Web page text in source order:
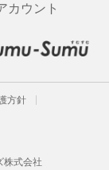
カウント
方針
株式会社